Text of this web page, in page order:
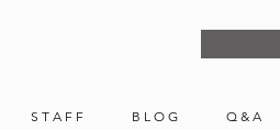
S T A F F B L O G Q & A